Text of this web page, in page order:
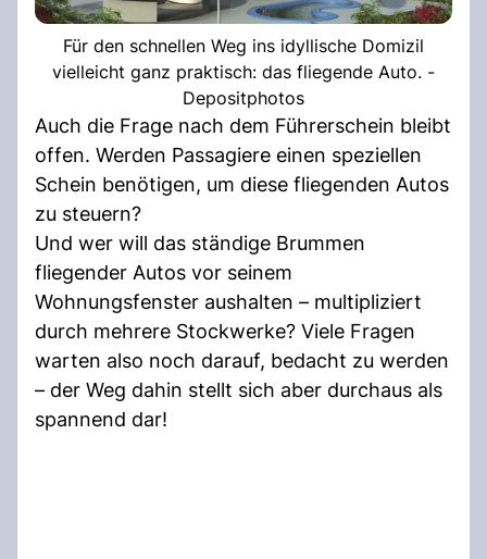
Für den schnellen Weg ins idyllische Domizil
vielleicht ganz praktisch: das fliegende Auto. -
Depositphotos
Auch die Frage nach dem Führerschein bleibt
offen. Werden Passagiere einen speziellen
Schein benötigen, um diese fliegenden Autos
zu steuern?
Und wer will das ständige Brummen
fliegender Autos vor seinem
Wohnungsfenster aushalten – multipliziert
durch mehrere Stockwerke? Viele Fragen
warten also noch darauf, bedacht zu werden
– der Weg dahin stellt sich aber durchaus als
spannend dar!